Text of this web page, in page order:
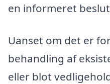
en informeret
Uanset om det er
behandling af
eller blot